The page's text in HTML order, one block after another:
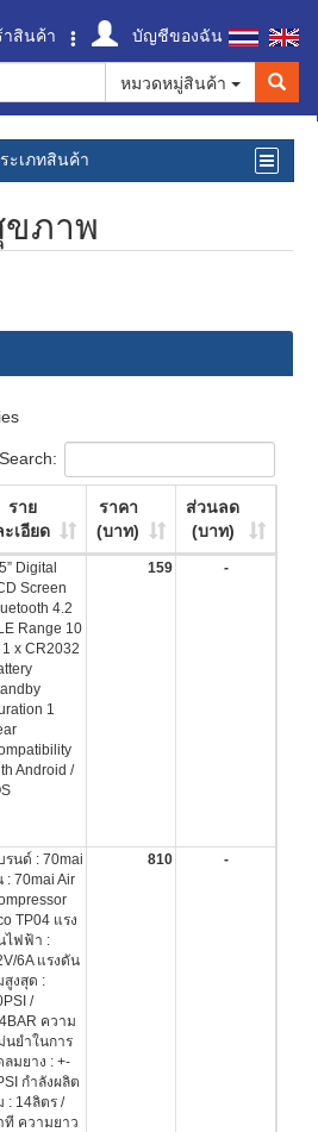
าสินค้า
บัญชีของฉัน
หมวดหมู่สินค้า
ะเภทสินค้า
ขภาพ
Search:
ราย
ะเอียด
ราคา
(บาท)
ส่วนลด
(บาท)
Digital
Screen
4.2
Range 10
1 x CR2032
1
Android /
159 -
รนด์ : 70mai
: 70mai Air
TP04 แรง
ไฟฟ้า :
6A แรงดัน
สูงสุด :
/
ความ
นยำในการ
ลมยาง : +-
กำลังผลิต
: 14ลิตร /
ที ความยาว
810 -